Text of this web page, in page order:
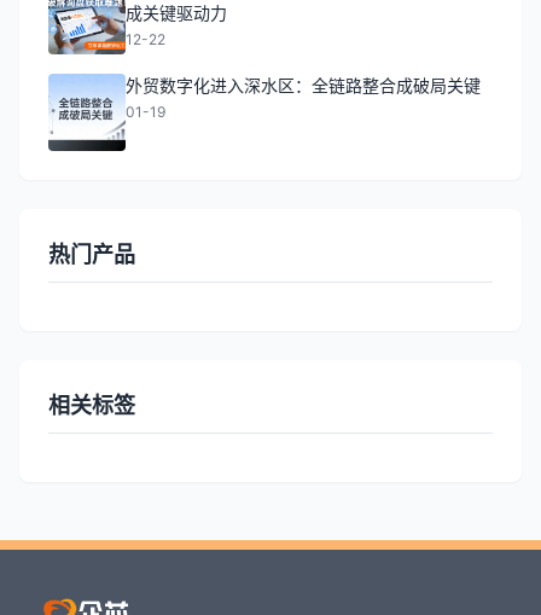
应避免以下常见误区： 未来，外贸数字化必将向更智能、更
协同、更安全的方向演进。企业应立足自身业务阶段，选择
真正契合需求的技术伙伴，通过提升线索质量和运营效率，
在全球贸易新格局中赢得主动权。…Read More
成关键驱动力
12-22
外贸数字化进入深水区：全链路整合成破局关键
01-19
热门产品
相关标签